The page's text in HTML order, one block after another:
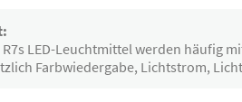
LED-Leuchtmittel werden häufig
Farbwiedergabe, Lichtstrom,